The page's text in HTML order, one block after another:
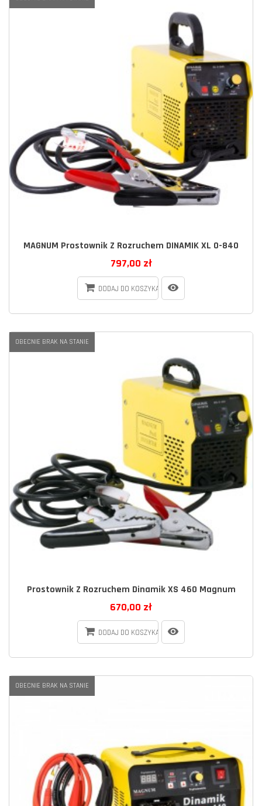
MAGNUM Prostownik Z Rozruchem DINAMIK XL 0-840
797,00 zł
DODAJ DO KOSZYKA
Prostownik Z Rozruchem Dinamik XS 460 Magnum
670,00 zł
DODAJ DO KOSZYKA
OBECNIE BRAK NA STANIE
OBECNIE BRAK NA STANIE